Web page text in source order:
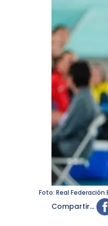
Compartir...
Foto: Real